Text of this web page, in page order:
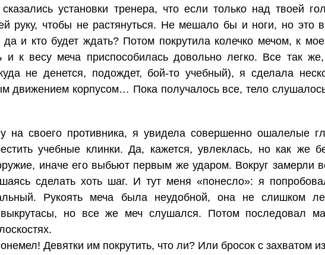
установки тренера, что если только над твоей
руку, чтобы не растянуться. Не мешало бы и ноги, но
да и кто будет ждать? Потом покрутила колечко мечом, к
и к весу меча приспособилась довольно легко. Все так
не денется, подождет, бой-то учебный), я сделала
движением корпусом… Пока получалось все, тело
на своего противника, я увидела совершенно ошалелые
учебные клинки. Да, кажется, увлеклась, но как же
иначе его выбьют первым же ударом. Вокруг замерли
сделать хоть шаг. И тут меня «понесло»: я
Рукоять меча была неудобной, она не слишком
но все же меч слушался. Потом последовал
Девятки им покрутить, что ли? Или бросок с захватом